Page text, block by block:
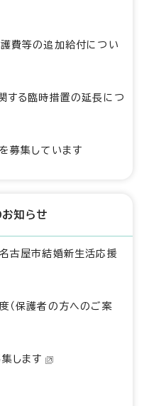
費等の追加給付につい
する臨時措置の延長につ
募集しています
知らせ
古屋市結婚新生活応援
（保護者の方へのご案
します